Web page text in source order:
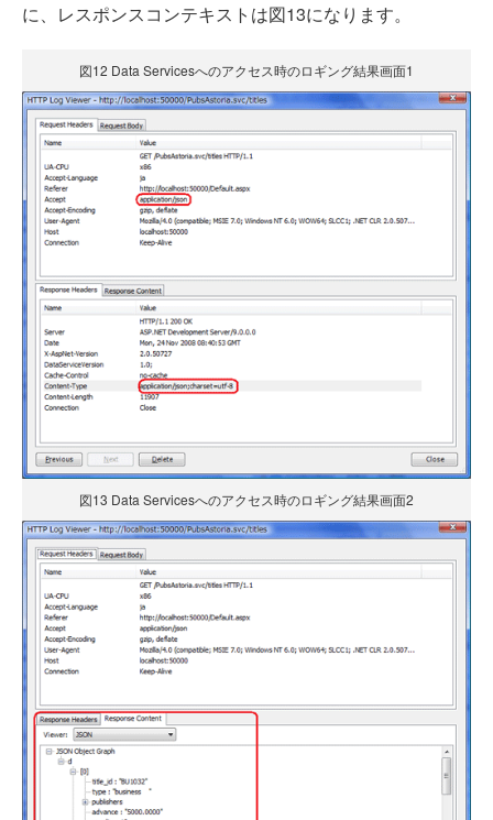
に、レスポンスコンテキストは図13になります。
図12 Data Servicesへのアクセス時のロギング結果画面1
図13 Data Servicesへのアクセス時のロギング結果画面2